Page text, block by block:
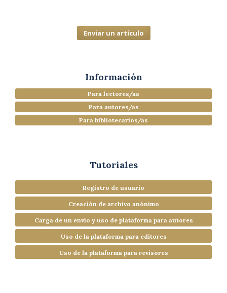
Enviar un artículo
Información
Para lectores/as
Para autores/as
Para bibliotecarios/as
Tutoriales
Registro de usuario
Creación de archivo anónimo
Carga de un envío y uso de plataforma para autores
Uso de la plataforma para editores
Uso de la plataforma para revisores